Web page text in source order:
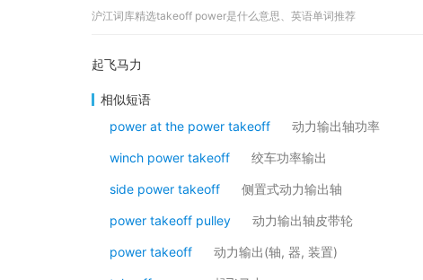
沪江词库精选takeoff power是什么意思、英语单词推荐
起飞马力
相似短语
power at the power takeoff
动力输出轴功率
winch power takeoff 绞车功率输出
side power takeoff 侧置式动力输出轴
power takeoff pulley 动力输出轴皮带轮
power takeoff 动力输出(轴, 器, 装置)